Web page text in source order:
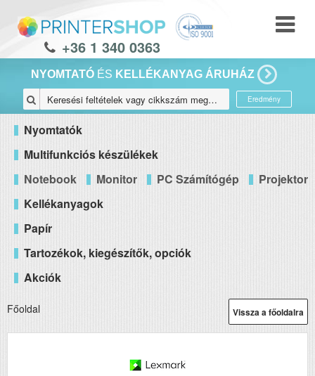
+36 1 340 0363
NYOMTATÓ ÉS KELLÉKANYAG ÁRUHÁZ
Eredmény
Nyomtatók
Multifunkciós készülékek
Notebook
Monitor PC Számítógép
Projektor
Kellékanyagok
Papír
Tartozékok, kiegészítők, opciók
Akciók
Vissza a főoldalra
Főoldal